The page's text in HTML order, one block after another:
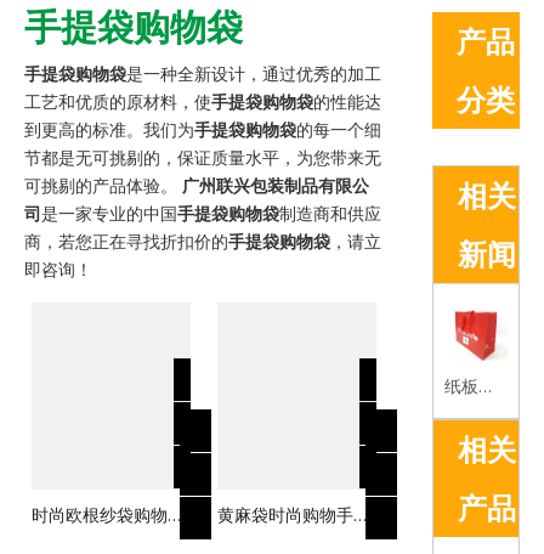
手提袋购物袋
手提袋购物袋是一种全新设计，通过优秀的加工
工艺和优质的原材料，使手提袋购物袋的性能达
到更高的标准。我们为手提袋购物袋的每一个细
节都是无可挑剔的，保证质量水平，为您带来无
可挑剔的产品体验。 广州联兴包装制品有限公
司是一家专业的中国手提袋购物袋制造商和供应
商，若您正在寻找折扣价的手提袋购物袋 ，请立
即咨询！
时尚欧根纱袋购物手
提袋，可促销使用自
黄麻袋时尚购物手提
产品
分类
相关
新闻
纸板袋的优势简介
相关
产品